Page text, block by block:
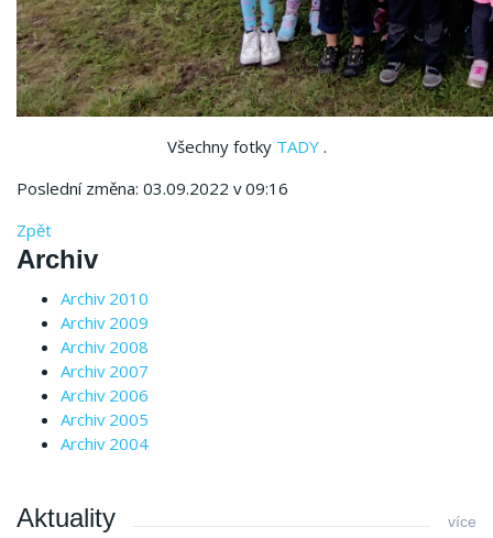
Všechny fotky TADY.
Poslední změna: 03.09.2022 v 09:16
Zpět
Archiv
Archiv 2010
Archiv 2009
Archiv 2008
Archiv 2007
Archiv 2006
Archiv 2005
Archiv 2004
Aktuality více